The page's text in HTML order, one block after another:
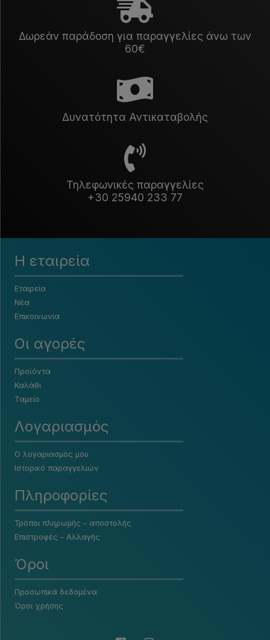
Δωρεάν παράδοση για παραγγελίες άνω των
60€
Δυνατότητα Αντικαταβολής
Τηλεφωνικές παραγγελίες
+30 25940 233 77
Η εταιρεία
Εταιρεία
Νέα
Επικοινωνία
Οι αγορές
Προϊόντα
Καλάθι
Ταμείο
Λογαριασμός
Ο λογαριασμός μου
Ιστορικό παραγγελιών
Πληροφορίες
Τρόποι πληρωμής – αποστολής
Επιστροφές – Αλλαγής
Όροι
Προσωπικά δεδομένα
Όροι χρήσης